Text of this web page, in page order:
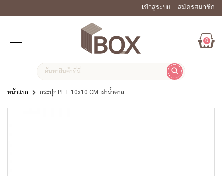
เข้าสู่ระบบ สมัครสมาชิก
0
หน้าแรก กระปุก PET 10x10 CM. ฝาน้ำตาล